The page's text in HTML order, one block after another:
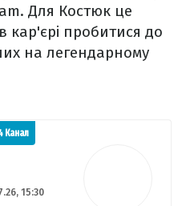
Для Костюк це
пробитися до
на легендарному
Канал
15:30